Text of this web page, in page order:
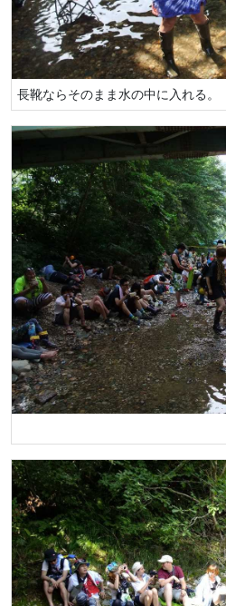
長靴ならそのまま水の中に入れる。